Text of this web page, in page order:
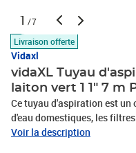
1 /7
Livraison offerte
Vidaxl
vidaXL Tuyau
laiton vert 1 1" 7 m
Ce tuyau d'aspiration est
d'eau domestiques, les
systèmes de gestion de
Voir la description